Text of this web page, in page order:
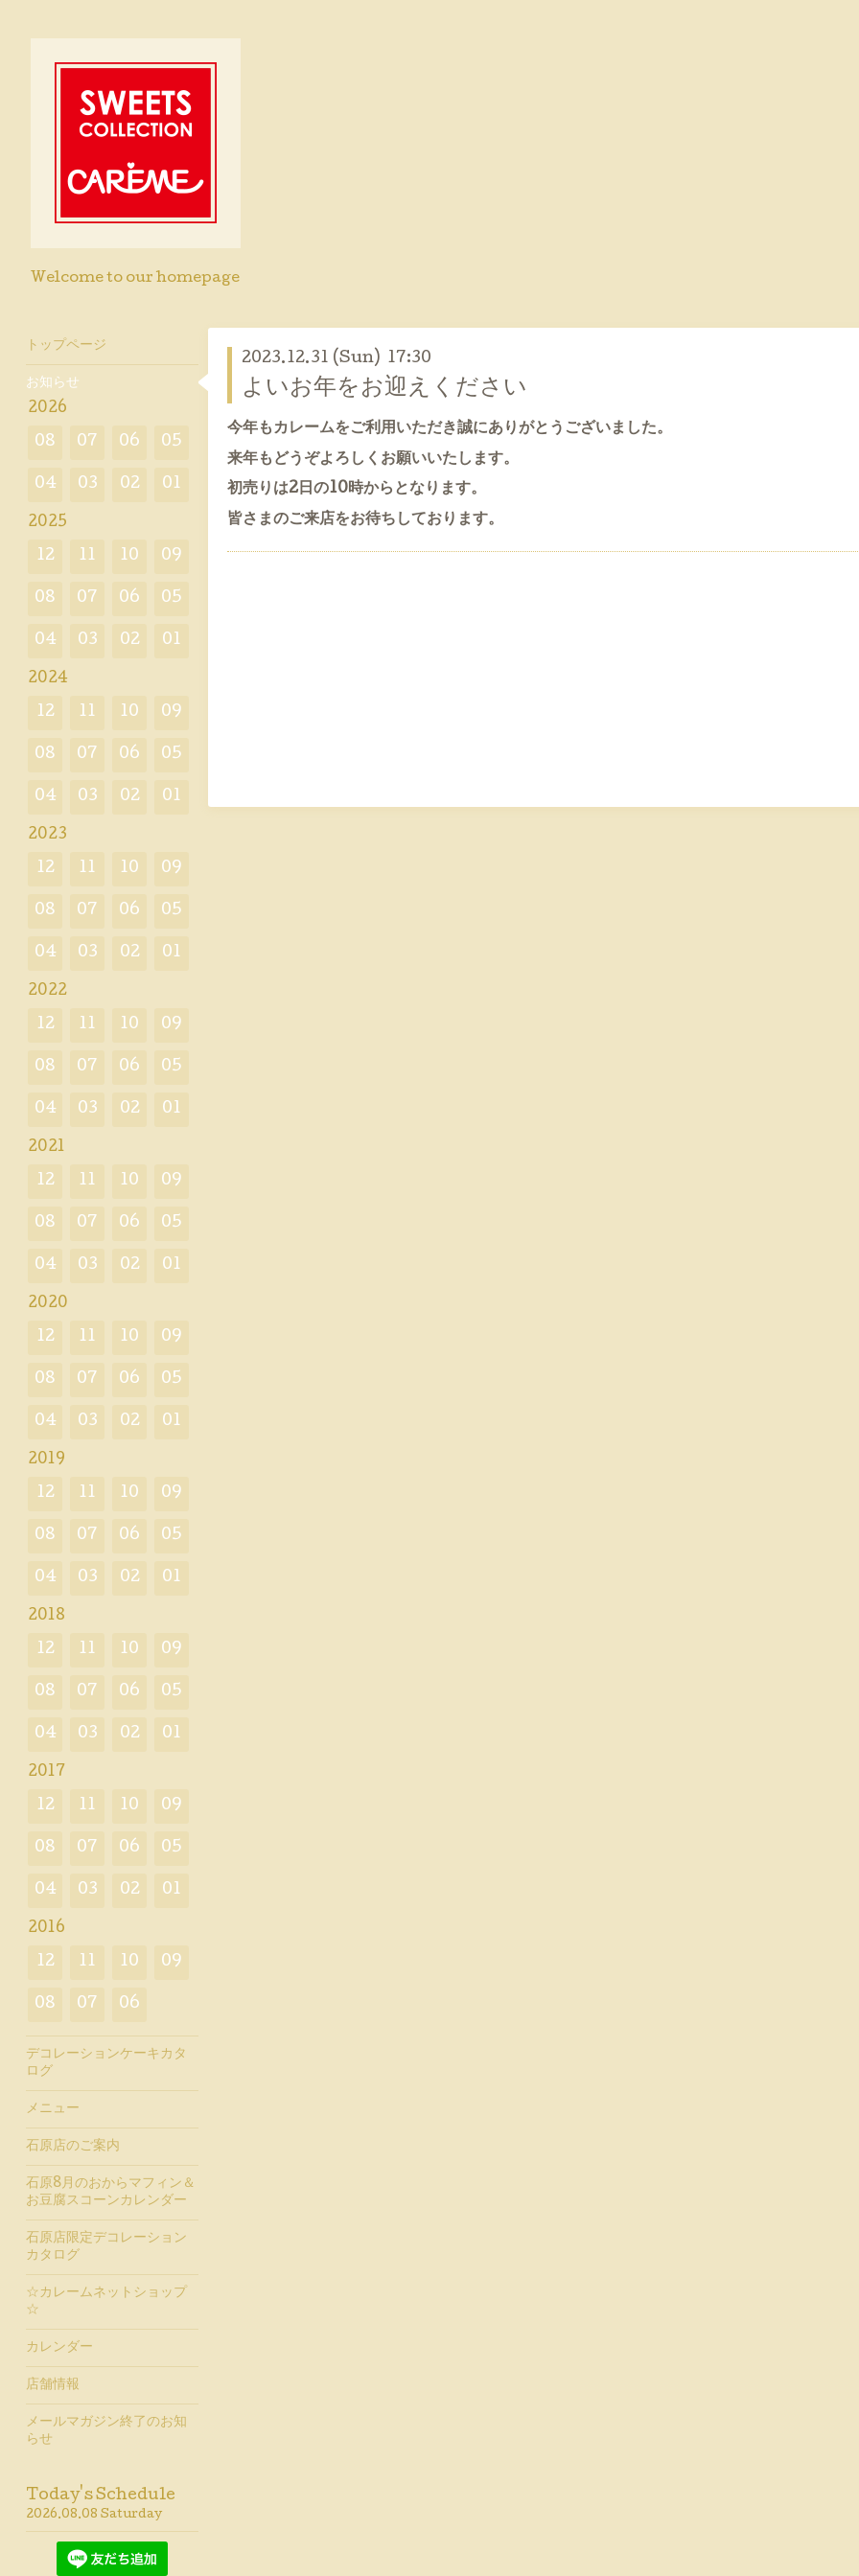
Welcome to our homepage
2023.12.31 (Sun) 17:30
よいお年をお迎えください
今年もカレームをご利用いただき誠にありがとうございました。
来年もどうぞよろしくお願いいたします。
初売りは2日の10時からとなります。
皆さまのご来店をお待ちしております。
トップページ
お知らせ
2026
08 07 06 05
04 03 02 01
2025
12 11 10 09
08 07 06 05
04 03 02 01
2024
12 11 10 09
08 07 06 05
04 03 02 01
2023
12 11 10 09
08 07 06 05
04 03 02 01
2022
12 11 10 09
08 07 06 05
04 03 02 01
2021
12 11 10 09
08 07 06 05
04 03 02 01
2020
12 11 10 09
08 07 06 05
04 03 02 01
2019
12 11 10 09
08 07 06 05
04 03 02 01
2018
12 11 10 09
08 07 06 05
04 03 02 01
2017
12 11 10 09
08 07 06 05
04 03 02 01
2016
12 11 10 09
08 07 06
デコレーションケーキカタ
ログ
メニュー
石原店のご案内
石原8月のおからマフィン＆
お豆腐スコーンカレンダー
石原店限定デコレーション
カタログ
☆カレームネットショップ
☆
カレンダー
店舗情報
メールマガジン終了のお知
らせ
Today's Schedule
2026.08.08 Saturday